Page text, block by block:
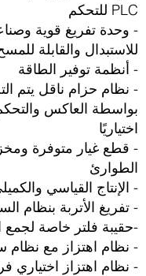
PLC للتحكم
- وحدة تفريغ قوية
للاستبدال والقابلة
- أنظمة توفير الطاقة
- نظام حزام ناقل يتم
بواسطة العاكس
اختياريًا
- قطع غيار متوفرة
الطوارئ
- الإنتاج القياسي
- تفريغ الأتربة بنظام
-حقيبة فلتر خاصة لجمع
- نظام اهتزاز مع
- نظام اهتزاز اختياري